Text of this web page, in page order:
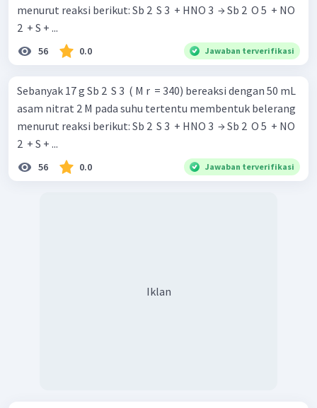
menurut reaksi berikut: Sb 2 ​ S 3 ​ + HNO 3 ​ → Sb 2 ​ O 5 ​ + NO
2 ​ + S + ...
56 0.0 Jawaban terverifikasi
Sebanyak 17 g Sb 2 ​ S 3 ​ ( M r ​ = 340) bereaksi dengan 50 mL
asam nitrat 2 M pada suhu tertentu membentuk belerang
menurut reaksi berikut: Sb 2 ​ S 3 ​ + HNO 3 ​ → Sb 2 ​ O 5 ​ + NO
2 ​ + S + ...
56 0.0 Jawaban terverifikasi
Iklan